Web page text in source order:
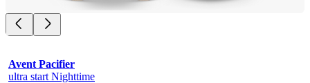
Avent Pacifier
ultra start Nighttime